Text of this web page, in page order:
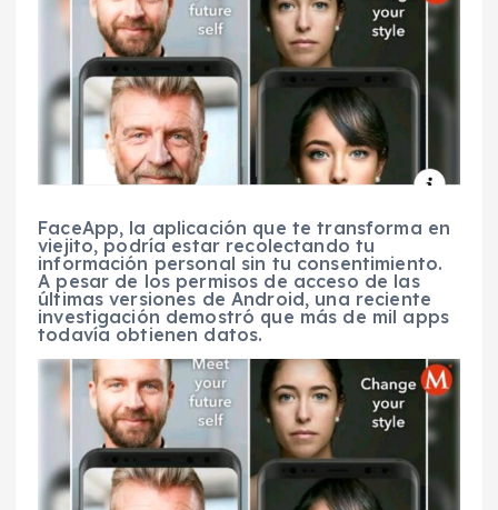
FaceApp, la aplicación que te transforma en
viejito, podría estar recolectando tu
información personal sin tu consentimiento.
A pesar de los permisos de acceso de las
últimas versiones de Android, una reciente
investigación demostró que más de mil apps
todavía obtienen datos.